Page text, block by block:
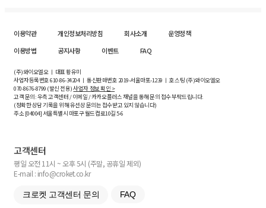
이용약관 개인정보처리방침 회사소개
운영정책
이용방법
공지사항 이벤트 FAQ
(주)와이오엘오 ㅣ 대표 황유미
사업자등록번호610-86-34204ㅣ 통신판매번호 2019-서울마포-1239 ㅣ 호스팅 (주)와이오엘오
070-8676-8799 (발신 전용)사업자 정보 확인 >
고객 문의: 우측 고객센터 / 이메일 / 카카오플러스 채널을 통해 문의 접수 부탁드립니다.
(정확한 상담 기록을 위해 유선상 문의는 접수받고 있지 않습니다)
주소 [04004] 서울특별시 마포구 월드컵로10길5-6
고객센터
평일 오전 11시 ~ 오후 5시 (주말, 공휴일 제외)
E-mail : info@croket.co.kr
크로켓 고객센터 문의 FAQ